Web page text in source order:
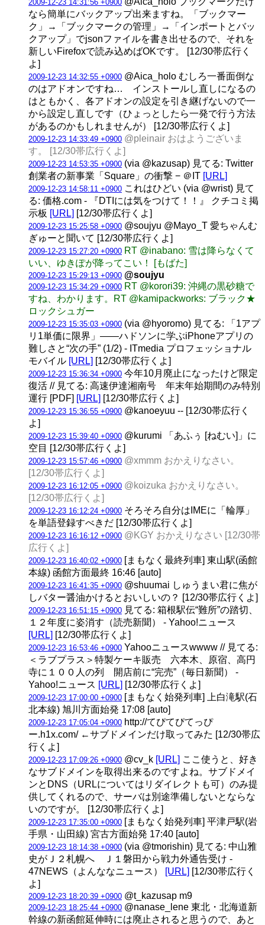
2009-12-23 14:31:56 +0900
なら簡単にバックアップ出来ますね。「ブックマー
ク」→「ブックマークの管理」→「インポートとバッ
クアップ」でjsonファイルを書き出せるので、それを
新しいFirefoxで読み込めばOKです。 [12/30帯広行く
よ]
2009-12-23 14:32:55 +0900 @Aica_holo むしろ一番面倒な
のはアドオンですね… インストールし直しになるの
はともかく、各アドオンの設定を引き継げないので一
から設定し直しです（ひょっとしたら一発で行う方法
があるのかもしれませんが） [12/30帯広行くよ]
2009-12-23 14:33:49 +0900 @pleinair おはようございま
す。 [12/30帯広行くよ]
2009-12-23 14:53:35 +0900 (via @kazusap) 見てる: Twitter
創業者の新事業「Square」の衝撃 − ＠IT [URL]
2009-12-23 14:58:11 +0900 これはひどい (via @wrist) 見て
る: 価格.com - 『DTIには気をつけて！！』 クチコミ掲
示板 [URL] [12/30帯広行くよ]
2009-12-23 15:25:58 +0900 @soujyu @Mayo_T 愛ちゃんむ
ぎゅーと聞いて [12/30帯広行くよ]
2009-12-23 15:27:20 +0900 RT @inabano: 雪は降らなくて
いい、ゆきぽが降ってこい！ [もばた]
2009-12-23 15:29:13 +0900 @soujyu
2009-12-23 15:34:29 +0900 RT @korori39: 沖縄の黒砂糖で
すね、わかります。RT @kamipackworks: ブラック★
ロックシュガー
2009-12-23 15:35:03 +0900 (via @hyoromo) 見てる: 「1アプ
リ1単価に限界」——ハドソンに学ぶiPhoneアプリの
難しさと“次の手” (1/2) - ITmedia プロフェッショナル
モバイル [URL] [12/30帯広行くよ]
2009-12-23 15:36:34 +0900 今年10月廃止になったけど限定
復活 // 見てる: 高速伊達湘南号 年末年始期間のみ特別
運行 [PDF] [URL] [12/30帯広行くよ]
2009-12-23 15:36:55 +0900 @kanoeyuu -- [12/30帯広行く
よ]
2009-12-23 15:39:40 +0900 @kurumi 「あふぅ [ねむい]」に
空目 [12/30帯広行くよ]
2009-12-23 15:57:46 +0900 @xmmm おかえりなさい。
[12/30帯広行くよ]
2009-12-23 16:12:05 +0900 @koizuka おかえりなさい。
[12/30帯広行くよ]
2009-12-23 16:12:24 +0900 そろそろ自分はIMEに「輪厚」
を単語登録すべきだ [12/30帯広行くよ]
2009-12-23 16:16:12 +0900 @KGY おかえりなさい [12/30帯
広行くよ]
2009-12-23 16:40:02 +0900 [まもなく最終列車] 東山駅(函館
本線) 函館方面最終 16:46 [auto]
2009-12-23 16:41:35 +0900 @shuumai しゅうまい君に焦が
しバター醤油かけるとおいしいの？ [12/30帯広行くよ]
2009-12-23 16:51:15 +0900 見てる: 箱根駅伝“難所”の踏切、
１２年度に姿消す（読売新聞） - Yahoo!ニュース
[URL] [12/30帯広行くよ]
2009-12-23 16:53:46 +0900 Yahooニュースwwww // 見てる:
＜ラブプラス＞特製ケーキ販売 六本木、原宿、高円
寺に１００人の列 開店前に“完売”（毎日新聞） -
Yahoo!ニュース [URL] [12/30帯広行くよ]
2009-12-23 17:00:00 +0900 [まもなく始発列車] 上白滝駅(石
北本線) 旭川方面始発 17:08 [auto]
2009-12-23 17:05:04 +0900 http://てぴてぴてっぴ
ー.h1x.com/ ←サブドメインだけ取ってみた [12/30帯広
行くよ]
2009-12-23 17:09:26 +0900 @cv_k [URL] ここ使うと、好き
なサブドメインを取得出来るのですよね。サブドメイ
ンとDNS（URLについてはリダイレクトも可）のみ提
供してくれるので、サーバは別途準備しないとならな
いのですが。 [12/30帯広行くよ]
2009-12-23 17:35:00 +0900 [まもなく始発列車] 平津戸駅(岩
手県・山田線) 宮古方面始発 17:40 [auto]
2009-12-23 18:14:38 +0900 (via @tmorishin) 見てる: 中山雅
史がＪ２札幌へ Ｊ１磐田から戦力外通告受け -
47NEWS（よんななニュース）
[URL] [12/30帯広行く
よ]
2009-12-23 18:20:39 +0900 @t_kazusap m9
2009-12-23 18:25:44 +0900 @nanase_lene 東北・北海道新
幹線の新函館延伸時には廃止されると思うので、あと